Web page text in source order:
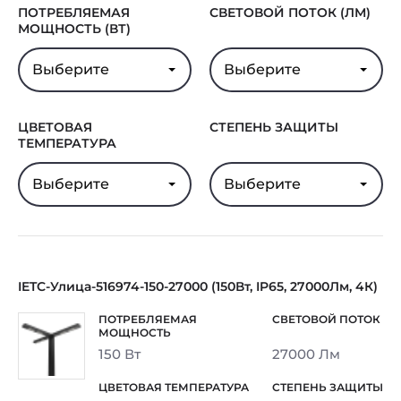
ПОТРЕБЛЯЕМАЯ
МОЩНОСТЬ (ВТ)
Выберите
СВЕТОВОЙ ПОТОК (ЛМ)
Выберите
ЦВЕТОВАЯ
ТЕМПЕРАТУРА
Выберите
СТЕПЕНЬ ЗАЩИТЫ
Выберите
IETC-Улица-516974-150-27000 (150Вт, IP65, 27000Лм, 4К)
150 Вт 27000 Лм